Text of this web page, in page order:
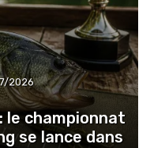
2026
le championnat
se lance dans